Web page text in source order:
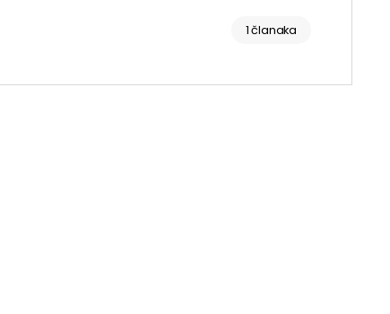
1 članaka